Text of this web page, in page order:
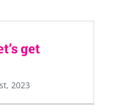
get
2023